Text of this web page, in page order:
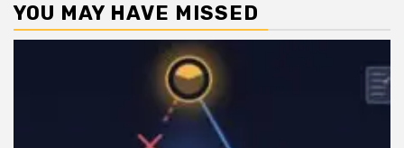
YOU MAY HAVE MISSED